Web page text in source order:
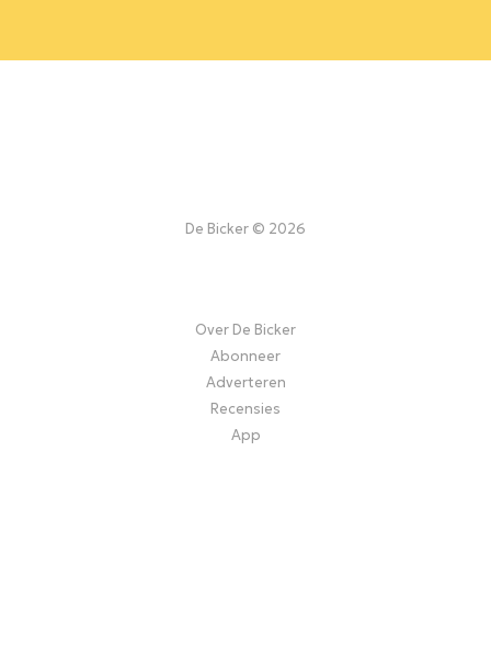
De Bicker © 2026
Over De Bicker
Abonneer
Adverteren
Recensies
App